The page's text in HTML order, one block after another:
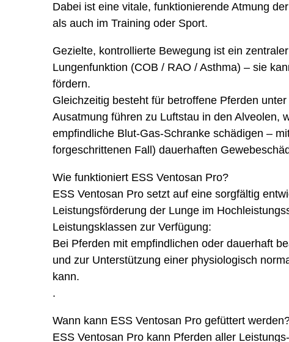
Dabei ist eine vitale, funktionierende Atmung
als auch im Training oder Sport.
Gezielte, kontrollierte Bewegung ist ein
Lungenfunktion (COB / RAO / Asthma) – sie
fördern.
Gleichzeitig besteht für betroffene Pferden
Ausatmung führen zu Luftstau in den Alveolen,
empfindliche Blut-Gas-Schranke schädigen –
forgeschrittenen Fall) dauerhaften
Wie funktioniert ESS Ventosan Pro?
ESS Ventosan Pro setzt auf eine sorgfältig
Leistungsförderung der Lunge im
Leistungsklassen zur Verfügung:
Bei Pferden mit empfindlichen oder dauerhaft
und zur Unterstützung einer physiologisch
kann.
.
Wann kann ESS Ventosan Pro gefüttert
ESS Ventosan Pro kann Pferden aller